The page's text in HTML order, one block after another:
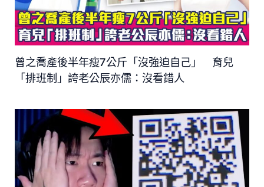
曾之喬產後半年瘦7公斤「沒強迫自己」 育兒
「排班制」誇老公辰亦儒：沒看錯人